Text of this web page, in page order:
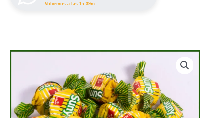
Volvemos a las 1h:39m